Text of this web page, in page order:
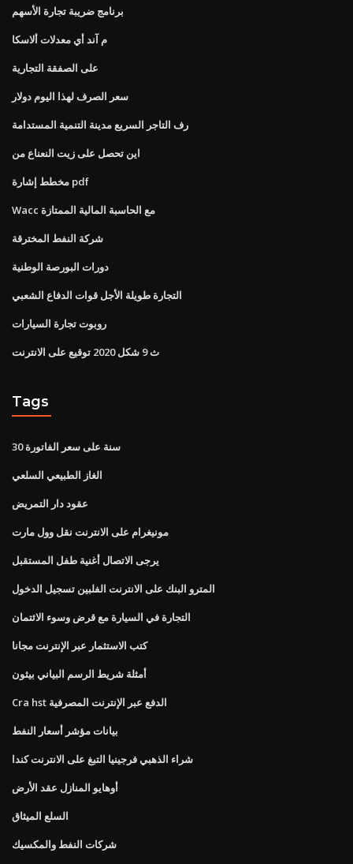
برنامج ضريبة تجارة الأسهم
م آند أي معدلات ألاسكا
على الصفقة التجارية
سعر الصرف لهذا اليوم دولار
رف التاجر السريع مدينة التنمية المستدامة
اين تحصل على زيت النعناع من
مخطط إشارة pdf
Wacc مع الحاسبة المالية الممتازة
شركة النفط المخترقة
دورات البورصة الوطنية
التجارة طويلة الأجل قوات الدفاع الشعبي
روبوت تجارة السيارات
ث 9 شكل 2020 توقيع على الانترنت
Tags
30 سنة على سعر الفاتورة
الغاز الطبيعي السلعي
عقود دار التمريض
مونيغرام على الانترنت نقل وول مارت
يرجى الاتصال أغنية طفل المستقبل
المترو البنك على الانترنت الفلبين تسجيل الدخول
التجارة في السيارة مع قرض وسوء الائتمان
كتب الاستثمار عبر الإنترنت مجانا
أمثلة شريط الرسم البياني بيثون
Cra hst الدفع عبر الإنترنت المصرفية
بيانات مؤشر أسعار النفط
شراء الذهبي فرجينيا التبغ على الانترنت كندا
أوهايو المنازل عقد الأرض
السلع الميثاق
شركات النفط والمكسيك